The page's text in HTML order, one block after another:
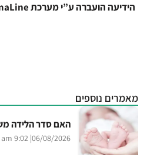
הידיעה הועברה ע”י מערכת PharmaLine
מאמרים נוספים
האם סדר הלידה
06/08/2026
| 9:02 am